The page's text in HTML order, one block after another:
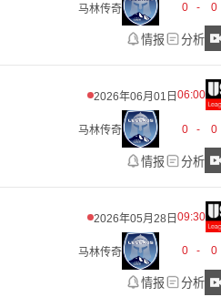
马林传奇 0 - 0
情报 分析
2026年06月01日06:00
马林传奇 0 - 0
情报 分析
2026年05月28日09:30
马林传奇 0 - 0
情报 分析